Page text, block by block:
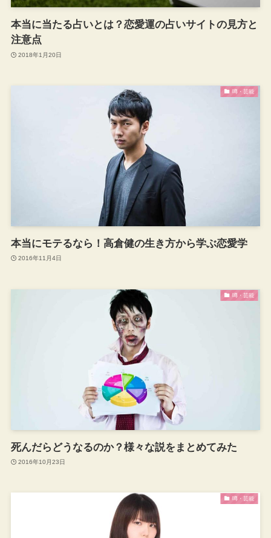
本当に当たる占いとは？恋愛運の占いサイトの見方と
注意点
2018年1月20日
噂・芸能
本当にモテるなら！高倉健の生き方から学ぶ恋愛学
2016年11月4日
噂・芸能
死んだらどうなるのか？様々な説をまとめてみた
2016年10月23日
噂・芸能